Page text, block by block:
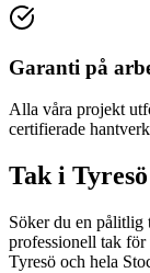
Garanti på
Alla våra projekt
certifierade
Tak i Tyresö
Söker du en pålitlig
professionell tak för
Tyresö och hela